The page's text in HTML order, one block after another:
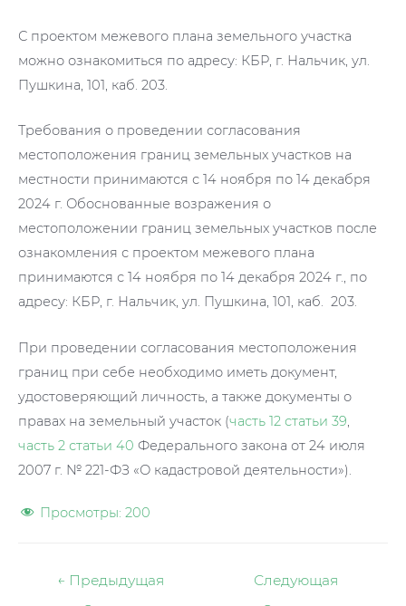
С проектом межевого плана земельного участка
можно ознакомиться по адресу: КБР, г. Нальчик, ул.
Пушкина, 101, каб. 203.
Требования о проведении согласования
местоположения границ земельных участков на
местности принимаются с 14 ноября по 14 декабря
2024 г. Обоснованные возражения о
местоположении границ земельных участков после
ознакомления с проектом межевого плана
принимаются с 14 ноября по 14 декабря 2024 г., по
адресу: КБР, г. Нальчик, ул. Пушкина, 101, каб. 203.
При проведении согласования местоположения
границ при себе необходимо иметь документ,
удостоверяющий личность, а также документы о
правах на земельный участок (часть 12 статьи 39,
часть 2 статьи 40 Федерального закона от 24 июля
2007 г. № 221-ФЗ «О кадастровой деятельности»).
Просмотры: 200
Навигация
← Предыдущая
Следующая